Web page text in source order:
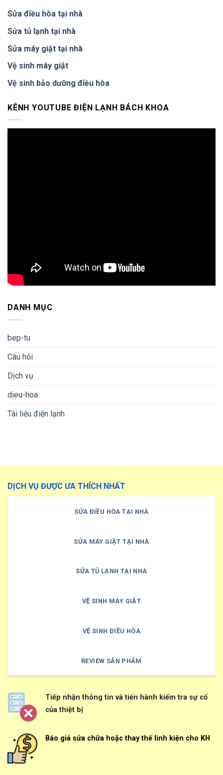
Tháng
Sửa điều hòa tại nhà
Sửa tủ lạnh tại nhà
Sửa máy giặt tại nhà
Vệ sinh máy giặt
Vệ sinh bảo dưỡng điều hòa
KÊNH YOUTUBE ĐIỆN LẠNH BÁCH KHOA
DANH MỤC
bep-tu
Câu hỏi
Dịch vụ
dieu-hoa
Tài liệu điện lạnh
DỊCH VỤ ĐƯỢC ƯA THÍCH NHẤT
SỬA ĐIỀU HÒA TẠI NHÀ
SỬA MÁY GIẶT TẠI NHÀ
SỬA TỦ LẠNH TẠI NHÀ
VỆ SINH MÁY GIẶT
VỆ SINH ĐIỀU HÒA
REVIEW SẢN PHẨM
Tiếp nhận thông tin và tiến hành kiểm tra sự cố
của thiệt bị
Báo giá sửa chữa hoặc thay thế linh kiện cho KH